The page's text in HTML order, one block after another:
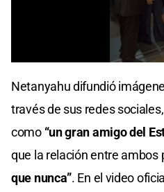
of
seconds
Netanyahu difundió
través de sus redes
como“un gran amigo del
que la relación entre ambos
que nunca”. En el video